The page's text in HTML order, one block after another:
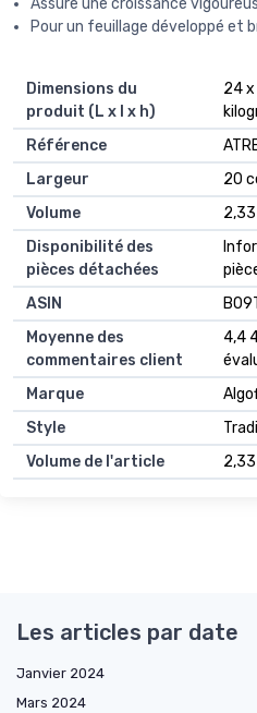
Pour un feuillage développé et
Dimensions du
produit (L x l x h)
‎24
Référence
Largeur
‎20
Volume
Disponibilité des
pièces détachées
ASIN
Moyenne des
commentaires client
4,4
Marque
Style
Volume de l'article
Les articles par date
Janvier 2024
Mars 2024